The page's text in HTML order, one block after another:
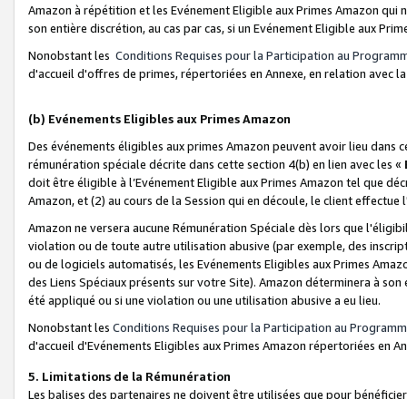
Amazon à répétition et les Evénement Eligible aux Primes Amazon qui
son entière discrétion, au cas par cas, si un Evénement Eligible aux
Nonobstant les Conditions Requises pour la Participation au
d'accueil d'offres de primes, répertoriées en Annexe, en relation avec
(b) Evénements Eligibles aux Primes Amazon
Des événements éligibles aux primes Amazon peuvent avoir lieu dans
rémunération spéciale décrite dans cette section 4(b) en lien avec les «
doit être éligible à l’Evénement Eligible aux Primes Amazon tel que
Amazon, et (2) au cours de la Session qui en découle, le client
Amazon ne versera aucune Rémunération Spéciale dès lors que
violation ou de toute autre utilisation abusive (par exemple, des
ou de logiciels automatisés, les Evénements Eligibles aux Primes
des Liens Spéciaux présents sur votre Site). Amazon déterminera à
été appliqué ou si une violation ou une utilisation abusive a eu lieu.
Nonobstant les Conditions Requises pour la Participation au
d'accueil d'Evénements Eligibles aux Primes Amazon répertoriées en
5. Limitations de la Rémunération
Les balises des partenaires ne doivent être utilisées que pour